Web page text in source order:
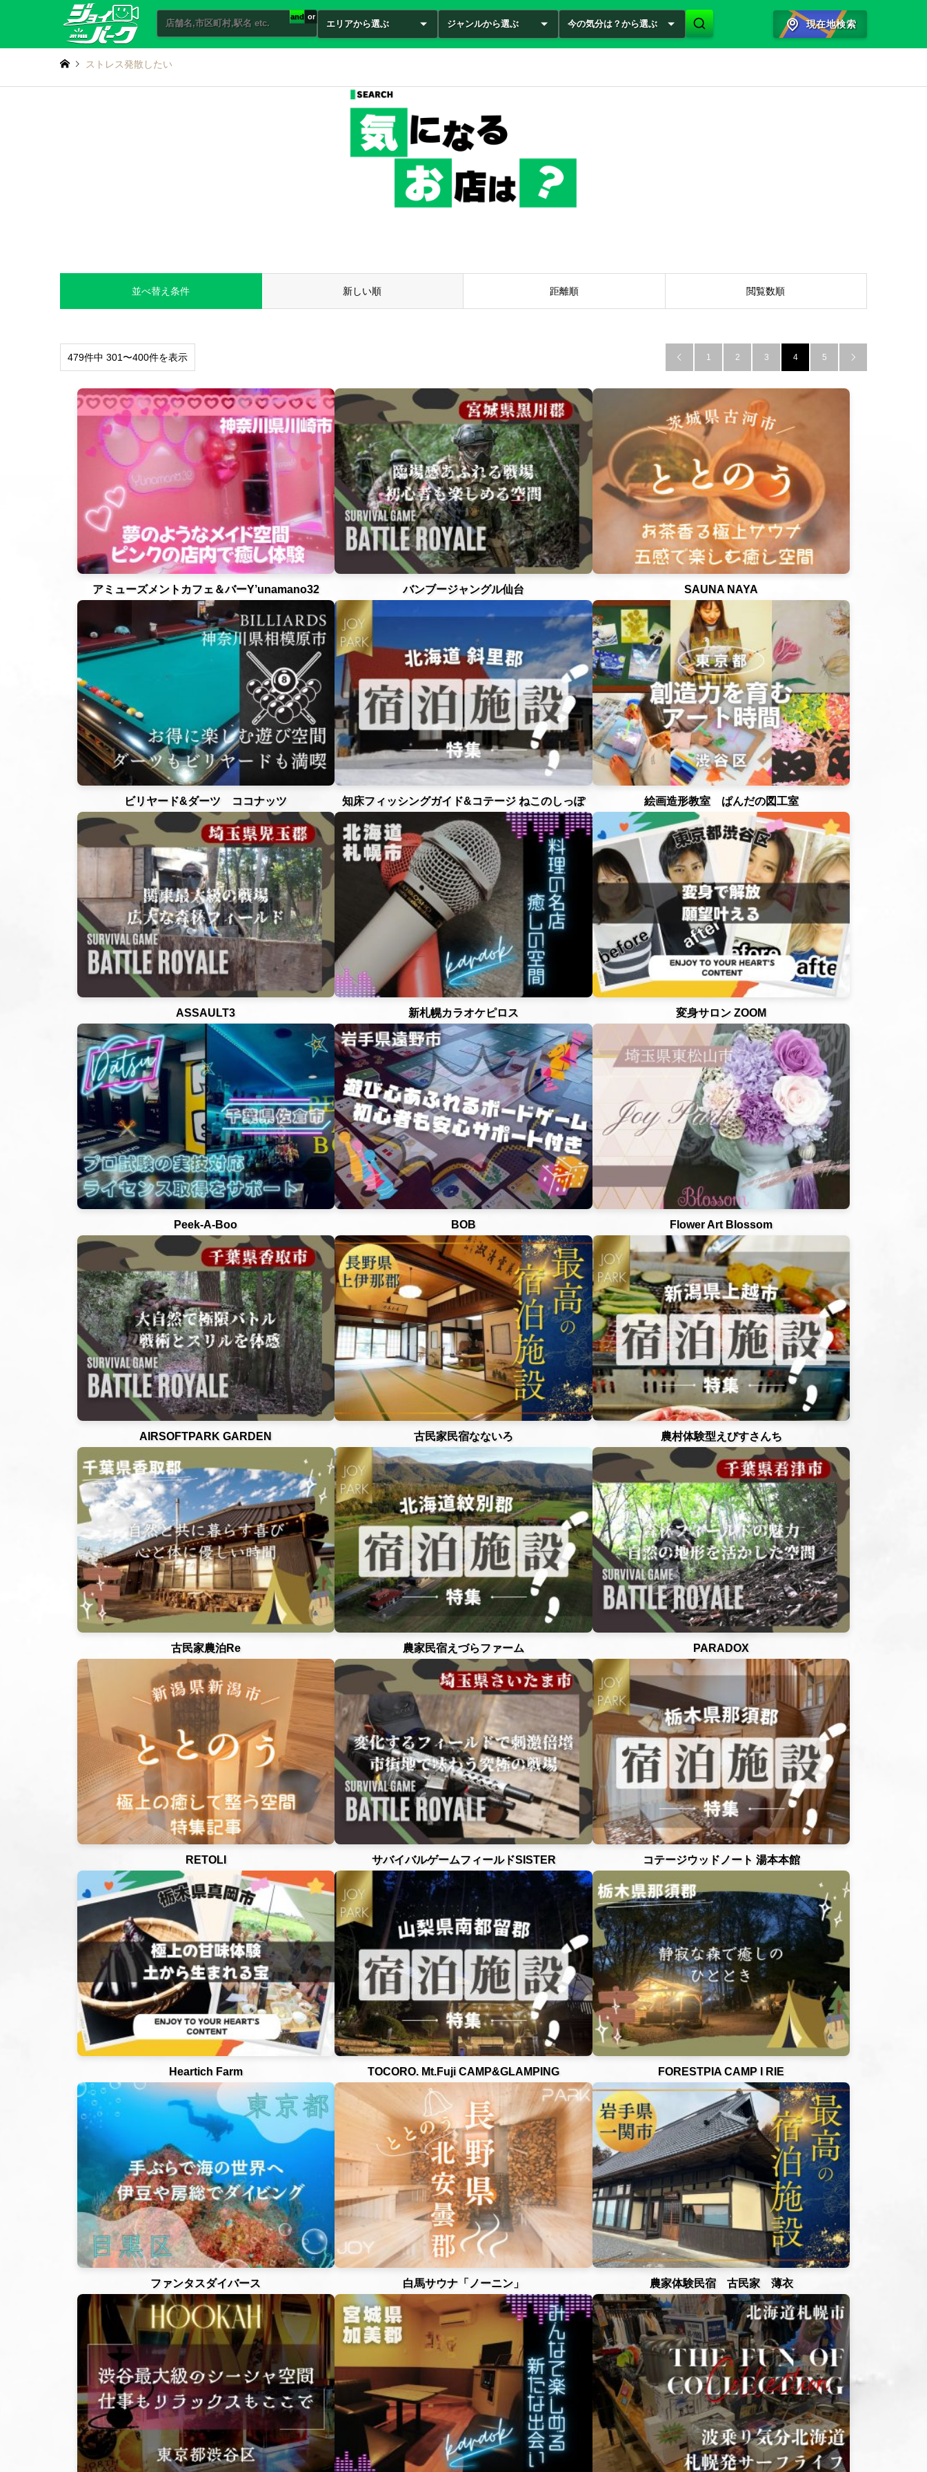
and or
エリアから選ぶ ジャンルから選ぶ 今の気分は？から選ぶ 現在地検索
ストレス発散したい
並べ替え条件 新しい順 距離順 閲覧数順
479件中 301〜400件を表示  1 2 3 4 5 
アミューズメントカフェ＆バーY’unamano32 バンブージャングル仙台 SAUNA NAYA
ビリヤード&ダーツ ココナッツ 知床フィッシングガイド&コテージ ねこのしっぽ 絵画造形教室 ぱんだの図工室
ASSAULT3 新札幌カラオケピロス 変身サロン ZOOM
Peek-A-Boo BOB Flower Art Blossom
AIRSOFTPARK GARDEN 古民家民宿なないろ 農村体験型えびすさんち
古民家農泊Re 農家民宿えづらファーム PARADOX
RETOLI サバイバルゲームフィールドSISTER コテージウッドノート 湯本本館
Heartich Farm TOCORO. Mt.Fuji CAMP&GLAMPING FORESTPIA CAMP I RIE
ファンタスダイバース 白馬サウナ「ノーニン」 農家体験民宿 古民家 薄衣